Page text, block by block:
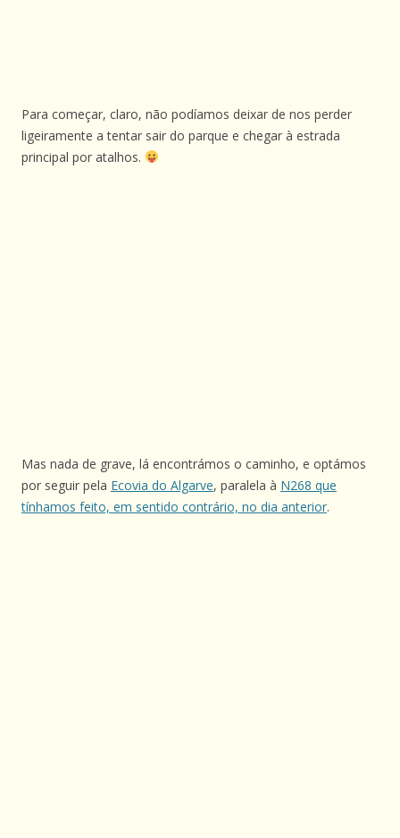
Para começar, claro, não podíamos deixar de nos perder
ligeiramente a tentar sair do parque e chegar à estrada
principal por atalhos.
Mas nada de grave, lá encontrámos o caminho, e optámos
por seguir pela Ecovia do Algarve, paralela à N268 que
tínhamos feito, em sentido contrário, no dia anterior.